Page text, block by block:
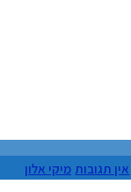
אין תגובות מיקי אלון